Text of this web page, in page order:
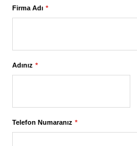
Firma Adı
Adınız
Telefon Numaranız